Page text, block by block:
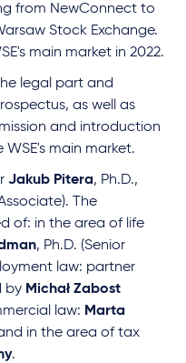
from NewConnect to
Stock Exchange.
main market in 2022.
legal part and
as well as
and introduction
main market.
Jakub Pitera, Ph.D.,
The
of: in the area of life
, Ph.D. (Senior
law: partner
by Michał Zabost
law: Marta
in the area of tax
.